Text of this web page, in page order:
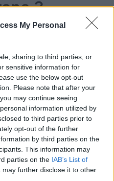
My Personal
sharing to third parties, or
sensitive information for
use the below opt-out
Please note that after your
may continue seeing
information utilized by
to third parties prior to
opt-out of the further
by third parties on the
This information may
parties on the IAB’s List of
may further disclose it to other
3
Girone 4